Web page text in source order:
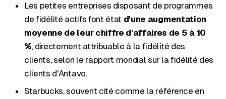
Les petites entreprises disposant de programmes
de fidélité actifs font état d'une augmentation
moyenne de leur chiffre d'affaires de 5 à 10
%, directement attribuable à la fidélité des
clients, selon le rapport mondial sur la fidélité des
clients d'Antavo.
Starbucks, souvent cité comme la référence en